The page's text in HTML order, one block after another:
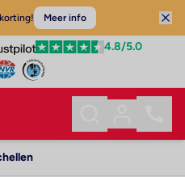
Meer info
4.8/5.0